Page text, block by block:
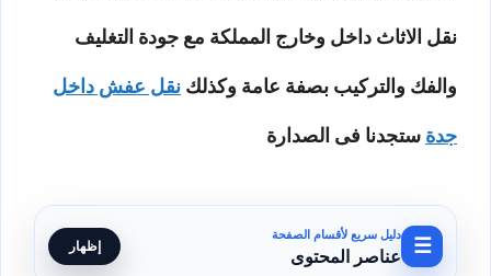
نقل الاثاث داخل وخارج المملكة مع جودة التغليف
والفك والتركيب بصفة عامة وكذلك نقل عفش داخل
جدة ستجدنا فى الصدارة
☰
دليل سريع لأقسام الصفحة
عناصر المحتوى
إظهار